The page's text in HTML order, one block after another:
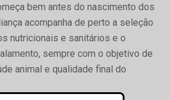
bem antes do nascimento dos
acompanha de perto a seleção
nutricionais e sanitários e o
sempre com o objetivo de
animal e qualidade final do